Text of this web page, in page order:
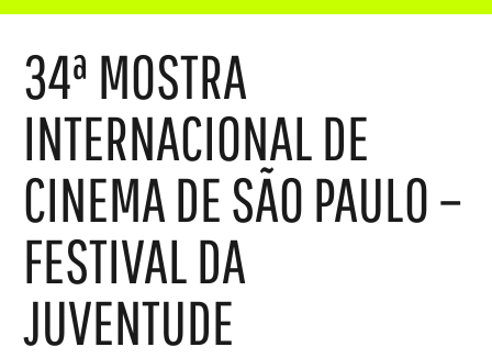
34ª MOSTRA
INTERNACIONAL DE
CINEMA DE SÃO PAULO –
FESTIVAL DA
JUVENTUDE